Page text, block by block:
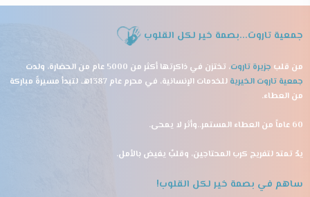
جمعية تاروت...بصمة خير لكل القلوب
من قلب جزيرة تاروت، تختزن في ذاكرتها أكثر من 5000 عام من الحضارة، ولدت
جمعية تاروت الخيرية
للخدمات الإنسانية، في محرم عام 1387هـ، لتبدأ مسيرةً مباركة
من العطاء.
60 عاماً من العطاء المستمر..وأثر لا يمحى.
يدٌ تمتد لتفريج كرب المحتاجين، وقلبٌ يفيض بالأمل.
ساهم في بصمة خير لكل القلوب!